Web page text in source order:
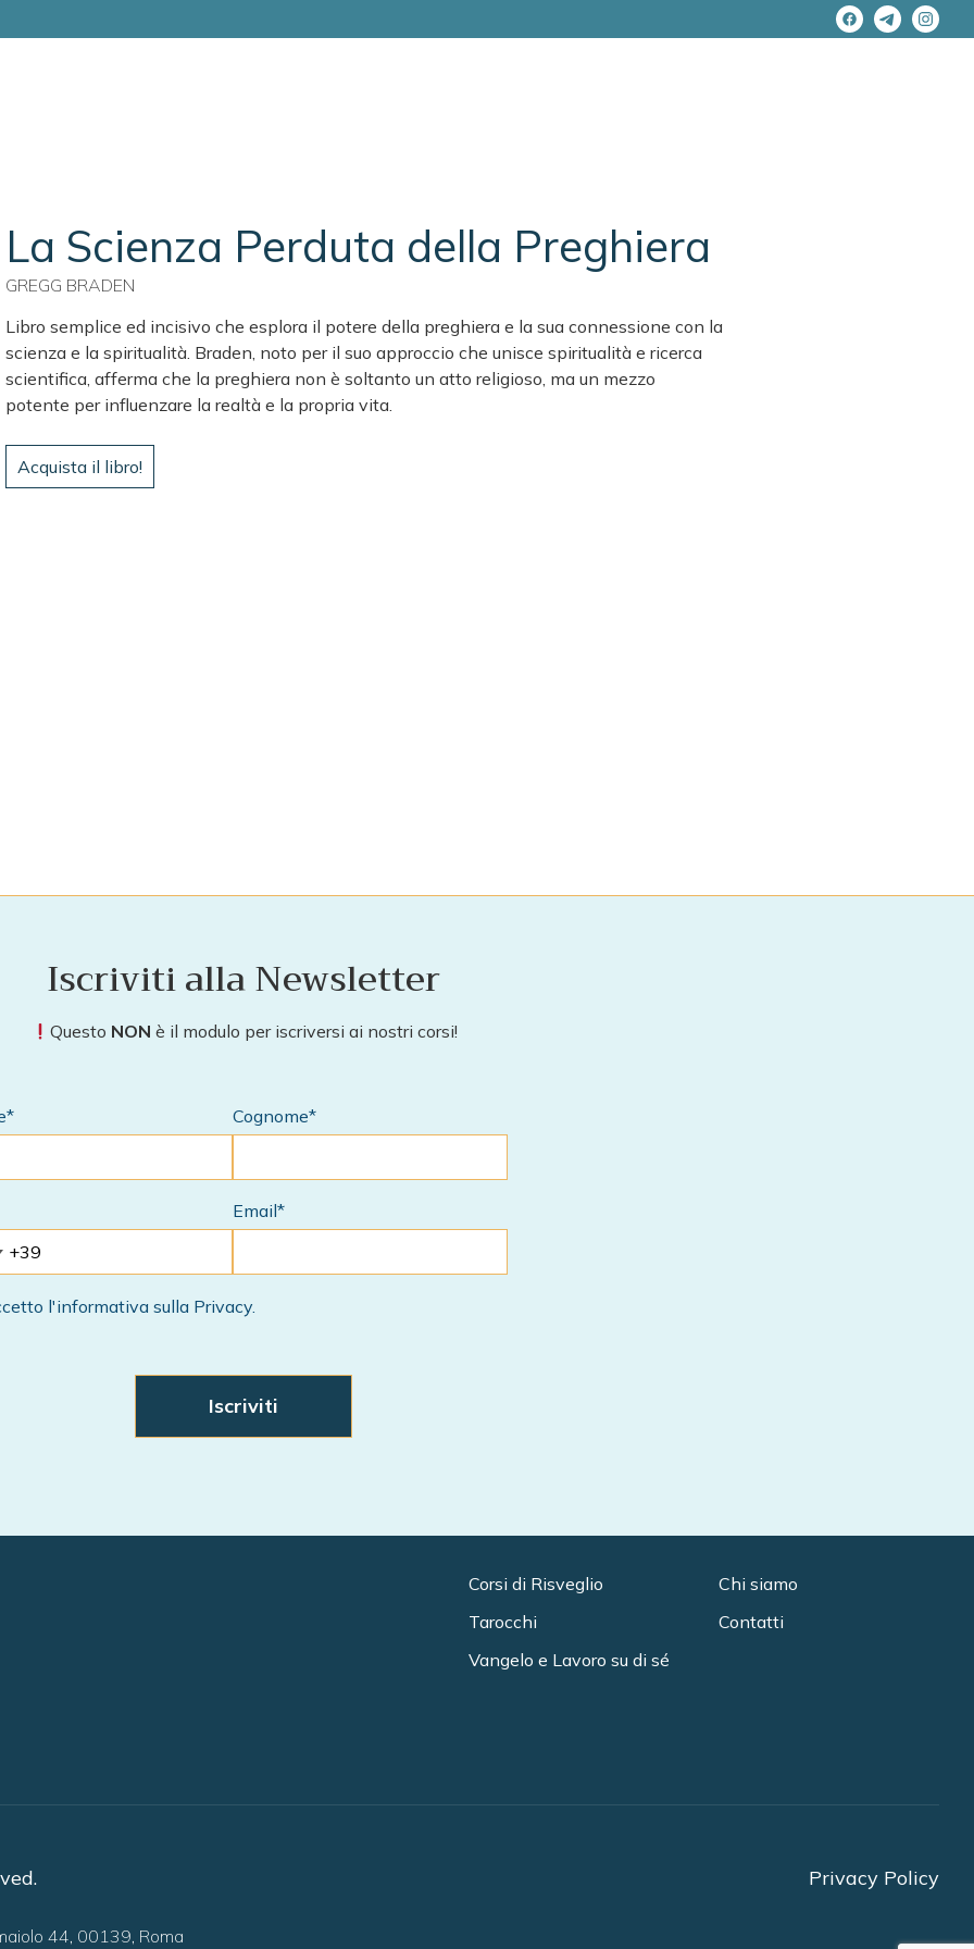
La Scienza Perduta della Preghiera
GREGG BRADEN
Libro semplice ed incisivo che esplora il potere della preghiera e la sua connessione con la
scienza e la spiritualità. Braden, noto per il suo approccio che unisce spiritualità e ricerca
scientifica, afferma che la preghiera non è soltanto un atto religioso, ma un mezzo
potente per influenzare la realtà e la propria vita.
Acquista il libro!
Iscriviti alla Newsletter
Questo NON è il modulo per iscriversi ai nostri corsi!
Cognome*
Email*
l'informativa sulla Privacy.
Corsi di Risveglio
Tarocchi
Vangelo e Lavoro su di sé
Chi siamo
Contatti
Privacy Policy
44, 00139, Roma